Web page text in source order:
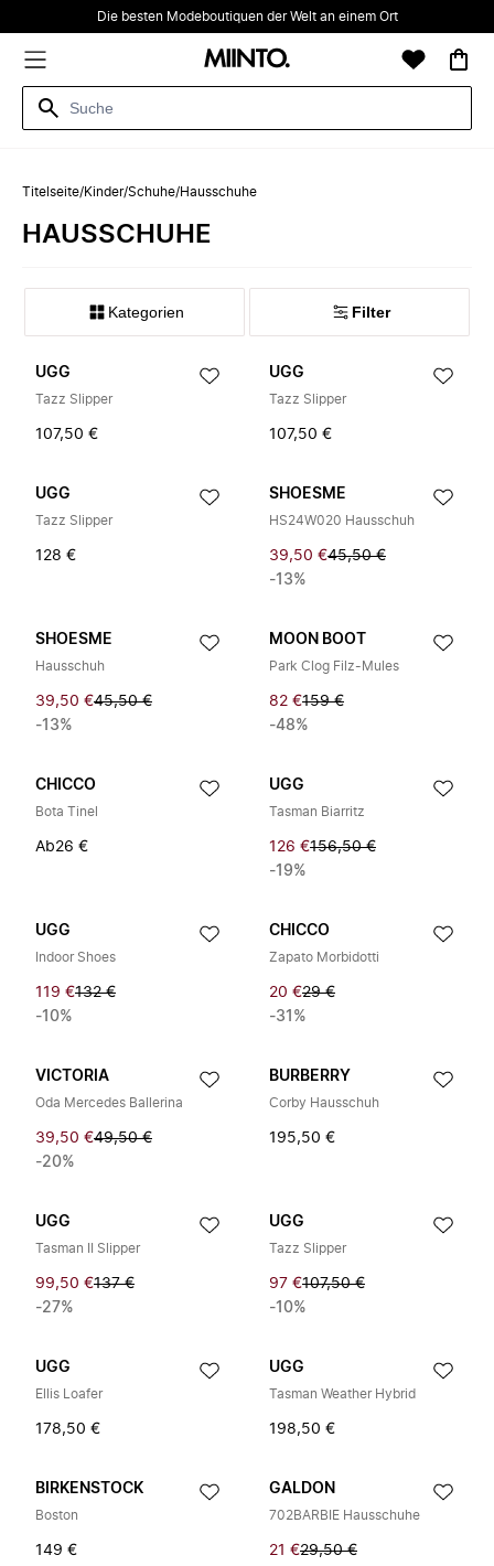
Die besten Modeboutiquen der Welt an einem Ort
Titelseite/Kinder/Schuhe/Hausschuhe
HAUSSCHUHE
Kategorien Filter
UGG
Tazz Slipper
107,50 €
UGG
Tazz Slipper
107,50 €
UGG
Tazz Slipper
128 €
SHOESME
HS24W020 Hausschuh
39,50 €45,50 €
-13%
SHOESME
Hausschuh
39,50 €45,50 €
-13%
MOON BOOT
Park Clog Filz-Mules
82 €159 €
-48%
CHICCO
Bota Tinel
Ab26 €
UGG
Tasman Biarritz
126 €156,50 €
-19%
UGG
Indoor Shoes
119 €132 €
-10%
CHICCO
Zapato Morbidotti
20 €29 €
-31%
VICTORIA
Oda Mercedes Ballerina
39,50 €49,50 €
-20%
BURBERRY
Corby Hausschuh
195,50 €
UGG
Tasman II Slipper
99,50 €137 €
-27%
UGG
Tazz Slipper
97 €107,50 €
-10%
UGG
Ellis Loafer
178,50 €
UGG
Tasman Weather Hybrid
198,50 €
BIRKENSTOCK
Boston
149 €
GALDON
702BARBIE Hausschuhe
21 €29,50 €